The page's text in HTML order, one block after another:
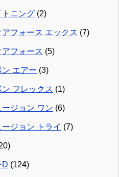
トニング (2)
フォース エックス (7)
フォース (5)
エアー (3)
フレックス (1)
ジョン ワン (6)
ジョン トライ (7)
D (124)